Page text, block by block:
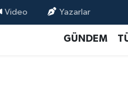
Video Yazarlar
GÜNDEM